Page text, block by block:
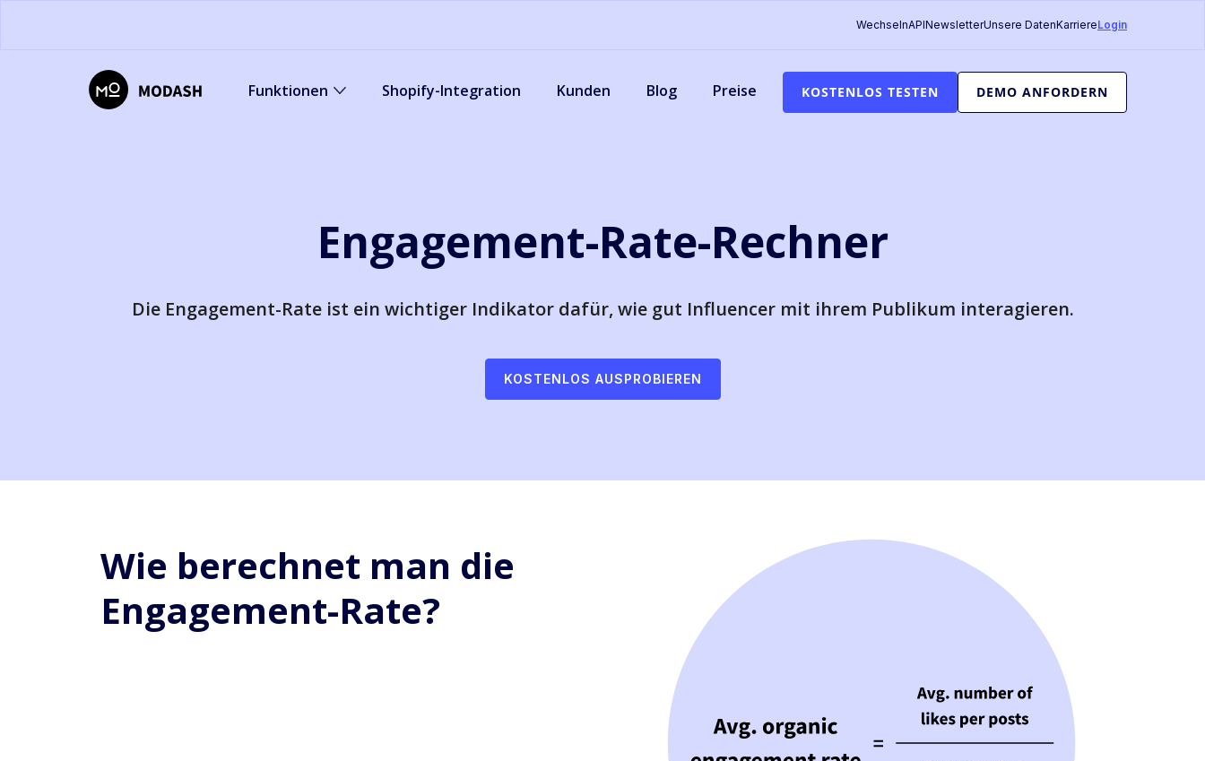
WechselnAPINewsletterUnsere DatenKarriereLogin
Funktionen Shopify-Integration Kunden Blog Preise KOSTENLOS TESTEN DEMO ANFORDERN
Engagement-Rate-Rechner
Die Engagement-Rate ist ein wichtiger Indikator dafür, wie gut Influencer mit ihrem Publikum interagieren.
KOSTENLOS AUSPROBIEREN
Wie berechnet man die
Engagement-Rate?